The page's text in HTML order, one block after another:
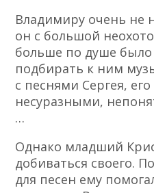
Владимиру очень не
он с большой
больше по душе было
подбирать к ним
с песнями Сергея,
несуразными,
…
Однако младший
добиваться своего.
для песен ему